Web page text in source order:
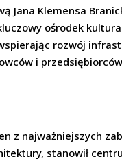
Jana Klemensa
ośrodek
rozwój
i
z najważniejszych
stanowił